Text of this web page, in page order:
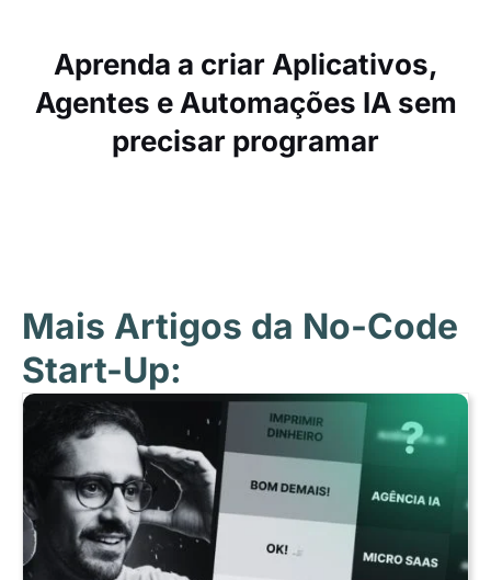
Aprenda a criar Aplicativos,
Agentes e Automações IA sem
precisar programar
Mais Artigos da No-Code
Start-Up: